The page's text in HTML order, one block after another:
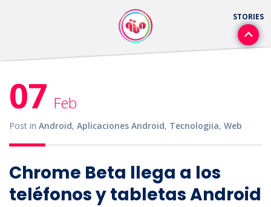
07 Feb
Post in Android, Aplicaciones Android, Tecnologiia, Web
Chrome Beta llega a los
teléfonos y tabletas Android